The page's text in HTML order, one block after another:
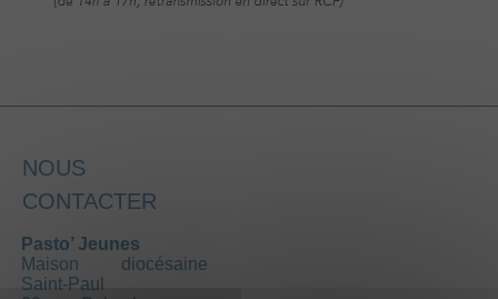
NOUS
CONTACTER
Pasto’ Jeunes
Maison diocésaine
Saint-Paul